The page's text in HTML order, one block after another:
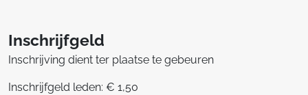
Inschrijfgeld
Inschrijving dient ter plaatse te gebeuren
Inschrijfgeld leden: € 1,50